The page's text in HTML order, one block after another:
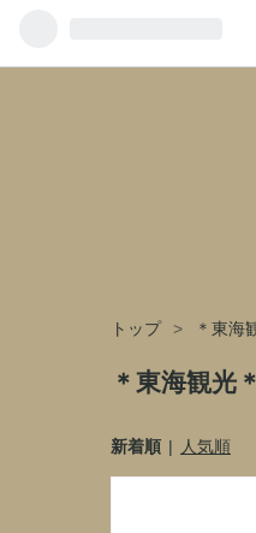
トップ > ＊東海
＊東海観光＊
新着順 人気順